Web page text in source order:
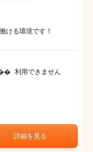
ける環境です！
利用できません
詳細を見る